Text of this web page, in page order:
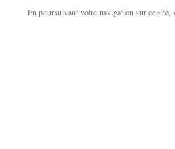
En poursuivant votre navigation sur ce site,